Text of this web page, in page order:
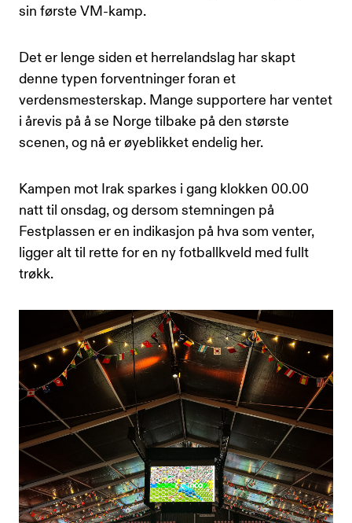
sin første VM-kamp.
Det er lenge siden et herrelandslag har skapt
denne typen forventninger foran et
verdensmesterskap. Mange supportere har ventet
i årevis på å se Norge tilbake på den største
scenen, og nå er øyeblikket endelig her.
Kampen mot Irak sparkes i gang klokken 00.00
natt til onsdag, og dersom stemningen på
Festplassen er en indikasjon på hva som venter,
ligger alt til rette for en ny fotballkveld med fullt
trøkk.